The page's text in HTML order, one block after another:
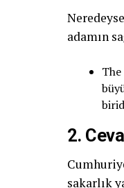
adamın
The
2.
sakarlık